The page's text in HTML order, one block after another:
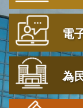
電
為